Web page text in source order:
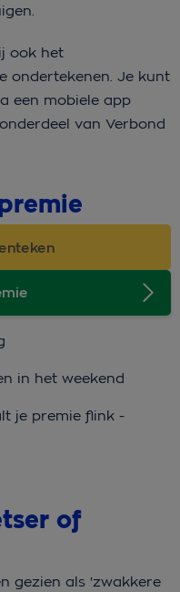
ook het
ondertekenen. Je kunt
een mobiele app
van Verbond
in het weekend
je premie flink -
of
gezien als 'zwakkere